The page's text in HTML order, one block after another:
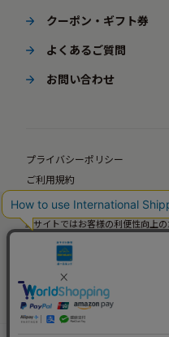
クーポン・ギフト券
よくあるご質問
お問い合わせ
プライバシーポリシー
ご利用規約
企業サイト
当サイトではお客様の利便性向上
当サイトの閲覧を継続された場合
なします。
詳細については